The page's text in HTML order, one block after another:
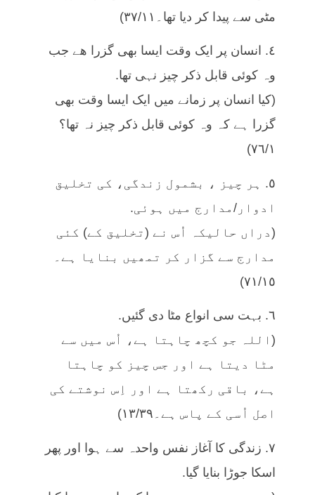
مٹی سے پیدا کر دیا تھا۔٣٧/١١)
٤. انسان پر ایک وقت ایسا بھی گزرا ھے جب
وہ کوئی قابل ذکر چیز نہی تھا.
(کیا انسان پر زمانے میں ایک ایسا وقت بھی
گزرا ہے کہ وہ کوئی قابل ذکر چیز نہ تھا؟
٧٦/١)
٥. ہر چیز ، بشمول زندگی، کی تخلیق
ادوار/مدارج میں ہوئی.
(دراں حالیکہ اُس نے (تخلیق کے) کئی
مدارج سے گزار کر تمھیں بنایا ہے۔
٧١/١٥)
٦. بہت سی انواع مٹا دی گئیں.
(اللہ جو کچھ چاہتا ہے، اُس میں سے
مٹا دیتا ہے اور جس چیز کو چاہتا
ہے، باقی رکھتا ہے اور اِس نوشتے کی
اصل اُسی کے پاس ہے۔١٣/٣٩)
٧. زندگی کا آغاز نفس واحدہ سے ہوا اور پھر
اسکا جوڑا بنایا گیا.